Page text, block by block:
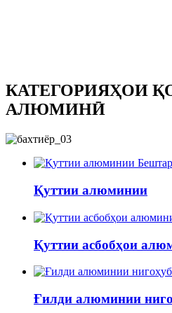
КАТЕГОРИЯҲОИ
АЛЮМИНӢ
Бештар
Қуттии алюминии
Қуттии асбобҳои
Ғилди алюминии